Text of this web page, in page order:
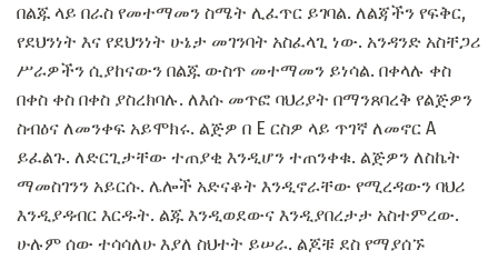
በልጁ ላይ በራስ የመተማመን ስሜት ሊፈጥር ይገባል. ለልጃችን የፍቅር,
የደህንነት እና የደህንነት ሁኔታ መገንባት አስፈላጊ ነው. አንዳንድ አስቸጋሪ
ሥራዎችን ሲያከናውን በልጁ ውስጥ መተማመን ይነሳል. በቀላሉ ቀስ
በቀስ ቀስ በቀስ ያስረክባሉ. ለእሱ መጥፎ ባህሪያት በማንጸባረቅ የልጅዎን
ስብዕና ለመንቀፍ አይሞክሩ. ልጅዎ በ E ርስዎ ላይ ጥገኛ ለመኖር A
ይፈልጉ. ለድርጊታቸው ተጠያቂ እንዲሆን ተጠንቀቁ. ልጅዎን ለስኬት
ማመስገንን አይርሱ. ሌሎች አድናቆት እንዲኖራቸው የሚረዳውን ባህሪ
እንዲያዳብር እርዱት. ልጁ እንዲወደውና እንዲያበረታታ አስተምረው.
ሁሉም ሰው ተሳሳለሁ እያለ ስህተት ይሠራ. ልጆቹ ደስ የማያሰኙ